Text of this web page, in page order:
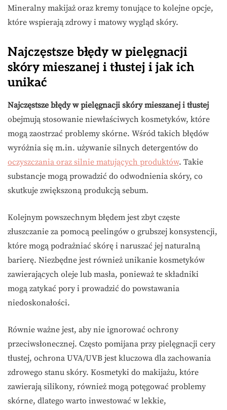
Mineralny makijaż oraz kremy tonujące to kolejne opcje,
które wspierają zdrowy i matowy wygląd skóry.
Najczęstsze błędy w pielęgnacji
skóry mieszanej i tłustej i jak ich
unikać
Najczęstsze błędy w pielęgnacji skóry mieszanej i tłustej
obejmują stosowanie niewłaściwych kosmetyków, które
mogą zaostrzać problemy skórne. Wśród takich błędów
wyróżnia się m.in. używanie silnych detergentów do
oczyszczania oraz silnie matujących produktów. Takie
substancje mogą prowadzić do odwodnienia skóry, co
skutkuje zwiększoną produkcją sebum.
Kolejnym powszechnym błędem jest zbyt częste
złuszczanie za pomocą peelingów o grubszej konsystencji,
które mogą podrażniać skórę i naruszać jej naturalną
barierę. Niezbędne jest również unikanie kosmetyków
zawierających oleje lub masła, ponieważ te składniki
mogą zatykać pory i prowadzić do powstawania
niedoskonałości.
Równie ważne jest, aby nie ignorować ochrony
przeciwsłonecznej. Często pomijana przy pielęgnacji cery
tłustej, ochrona UVA/UVB jest kluczowa dla zachowania
zdrowego stanu skóry. Kosmetyki do makijażu, które
zawierają silikony, również mogą potęgować problemy
skórne, dlatego warto inwestować w lekkie,